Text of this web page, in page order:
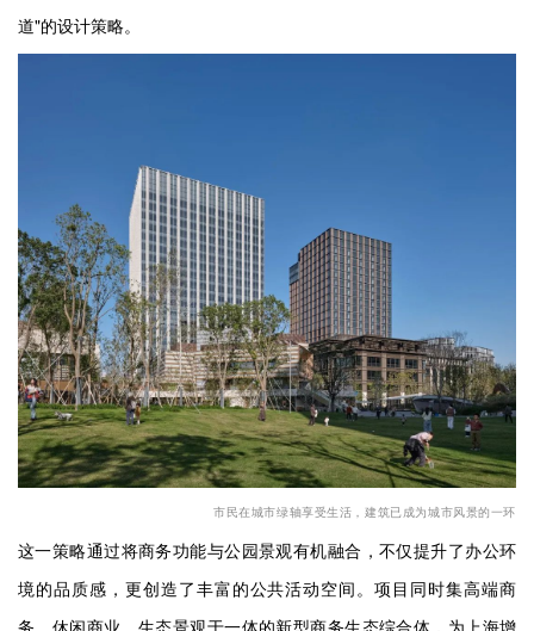
道"的设计策略。
市民在城市绿轴享受生活，建筑已成为城市风景的一环
这一策略通过将商务功能与公园景观有机融合，不仅提升了办公环
境的品质感，更创造了丰富的公共活动空间。项目同时集高端商
务、休闲商业、生态景观于一体的新型商务生态综合体，为上海增